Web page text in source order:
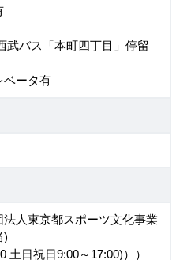
武バス「本町四丁目」停留
ベータ有
人東京都スポーツ文化事業
)
日祝日9:00～17:00)））